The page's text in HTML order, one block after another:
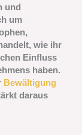
und
um
wie ihr
Einfluss
haben.
Bewältigung
daraus